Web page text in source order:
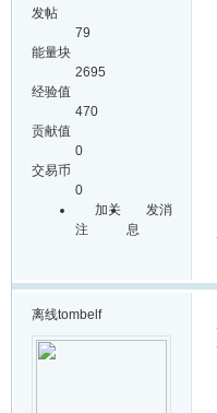
发帖
79
能量块
2695
经验值
470
贡献值
0
交易币
0
加关
注
发消
息
离线tombelf